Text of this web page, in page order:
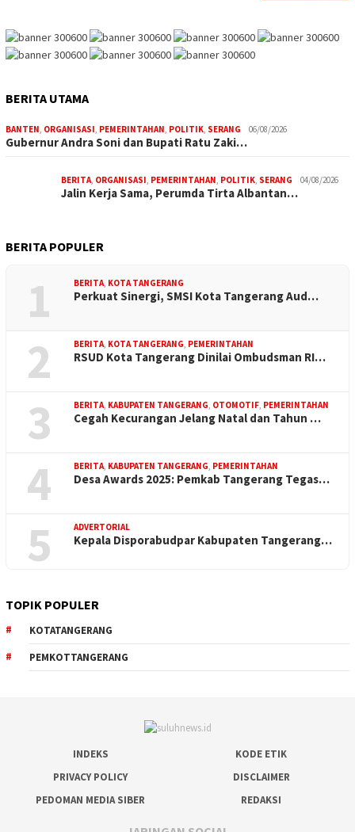
BERITA UTAMA
BANTEN, ORGANISASI, PEMERINTAHAN, POLITIK, SERANG 06/08/2026
Gubernur Andra Soni dan Bupati Ratu Zaki…
BERITA, ORGANISASI, PEMERINTAHAN, POLITIK, SERANG 04/08/2026
Jalin Kerja Sama, Perumda Tirta Albantan…
BERITA POPULER
1 BERITA, KOTA TANGERANG
Perkuat Sinergi, SMSI Kota Tangerang Aud…
2 BERITA, KOTA TANGERANG, PEMERINTAHAN
RSUD Kota Tangerang Dinilai Ombudsman RI…
3 BERITA, KABUPATEN TANGERANG, OTOMOTIF, PEMERINTAHAN
Cegah Kecurangan Jelang Natal dan Tahun …
4 BERITA, KABUPATEN TANGERANG, PEMERINTAHAN
Desa Awards 2025: Pemkab Tangerang Tegas…
5 ADVERTORIAL
Kepala Disporabudpar Kabupaten Tangerang…
TOPIK POPULER
KOTATANGERANG
PEMKOTTANGERANG
INDEKS
KODE ETIK
PRIVACY POLICY
DISCLAIMER
PEDOMAN MEDIA SIBER
REDAKSI